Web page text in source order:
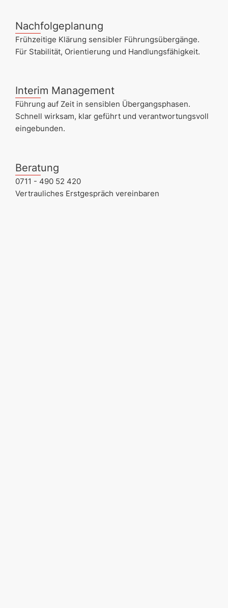
Nachfolgeplanung
Frühzeitige Klärung sensibler Führungsübergänge.
Für Stabilität, Orientierung und Handlungsfähigkeit.
Interim Management
Führung auf Zeit in sensiblen Übergangsphasen.
Schnell wirksam, klar geführt und verantwortungsvoll
eingebunden.
Beratung
0711 - 490 52 420
Vertrauliches Erstgespräch vereinbaren